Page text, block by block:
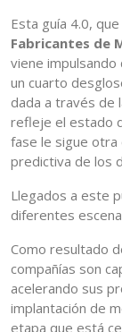
Esta guía 4.0,
Fabricantes de
viene impulsando
un cuarto
dada a través de
refleje el estado
fase le sigue otra
predictiva de los
Llegados a este
diferentes
Como resultado
compañías son
acelerando sus
implantación de
etapa que está